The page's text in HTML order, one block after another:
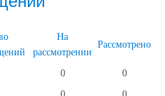
На
рассмотрении
Рассмотрено
0
0